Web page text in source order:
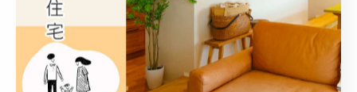
設計契約においては、契約内容や認識の齟齬によりトラ
ブルが生じることがあります。よくある問題としては、
設計の範囲が不明瞭で追加費用が発生したり、修正対応
が契約範囲外とされて揉めるケースが挙げられます。ま